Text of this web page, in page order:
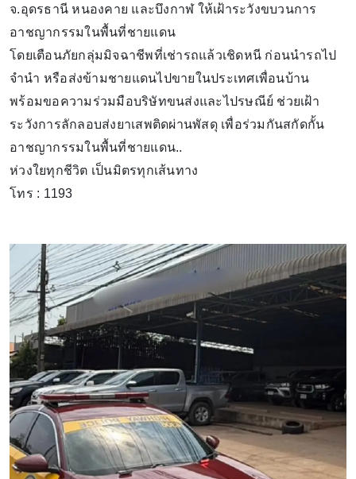
จ.อุดรธานี หนองคาย และบึงกาฬ ให้เฝ้าระวังขบวนการ
อาชญากรรมในพื้นที่ชายแดน
โดยเตือนภัยกลุ่มมิจฉาชีพที่เช่ารถแล้วเชิดหนี ก่อนนำรถไป
จำนำ หรือส่งข้ามชายแดนไปขายในประเทศเพื่อนบ้าน
พร้อมขอความร่วมมือบริษัทขนส่งและไปรษณีย์ ช่วยเฝ้า
ระวังการลักลอบส่งยาเสพติดผ่านพัสดุ เพื่อร่วมกันสกัดกั้น
อาชญากรรมในพื้นที่ชายแดน..
ห่วงใยทุกชีวิต เป็นมิตรทุกเส้นทาง
โทร : 1193